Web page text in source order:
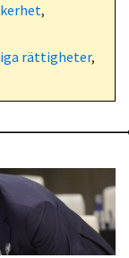
,
rättigheter,